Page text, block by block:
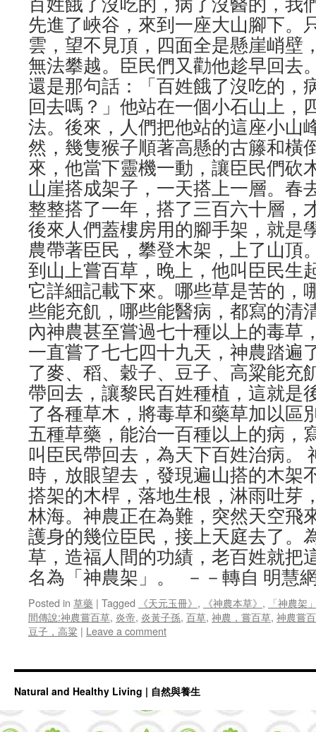
先進了峽谷，來到一座大山腳下。
雲，望不見頂，四面全是懸崖峭壁
無法攀越。臣民們又勸他趁早回去
還是那句話：「百姓餓了沒吃的，
回去嗎？」他站在一個小石山上，
法。後來，人們把他站的這座小山
然，幾隻猴子順著高懸的古籐和橫
來，他當下靈機一動，讓臣民們砍
山崖搭成架子，一天搭上一層。春
整整搭了一年，搭了三百六十層，
後來人們蓋樓房用的腳手架，就是
農帶著臣民，攀登木架，上了山頂
到山上嘗百草，晚上，他叫臣民生
它詳細記載下來。哪些草是苦的，
些能充飢，哪些能醫病，都寫的清
內神農甚至嘗過七十種以上的毒草
一直嘗了七七四十九天，神農踏遍
了麥、稻、穀子、豆子、高粱能充
帶回去，讓黎民百姓種植，這就是
了各種草木，將毒草和藥草加以區
五種草藥，能治一百種以上的病，
叫臣民帶回去，為天下百姓治病。
時，放眼望去，發現遍山搭的木架
搭架的木桿，落地生根，淋雨吐芽
林海。神農正在為難，突然天空飛
護身的幾位臣民，接上天庭去了。
草，造福人間的功績，老百姓就把
名為「神農架」。 －－轉自 明慧
Posted in 草藥 | Tagged 《天元玉冊》 , 《神農本草》 ,
「神農架
間傳說:神農嘗百草, 炎帝, 炎黃子孫, 百草, 神農，嘗百草, 神農嘗
豆子，高粱 | Leave a comment
Natural and Healthy Living | 自然與養生